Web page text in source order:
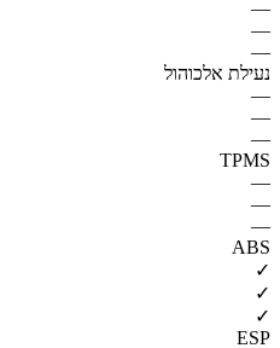
—
—
—
נעילת אלכוהול
—
—
—
TPMS
—
—
—
ABS
✓
✓
✓
ESP